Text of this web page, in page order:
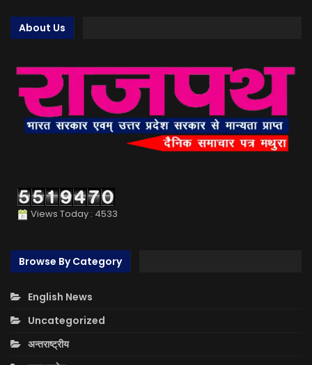
About Us
Views Today : 4533
Browse By Category
English News
Uncategorized
अन्तराष्ट्रीय